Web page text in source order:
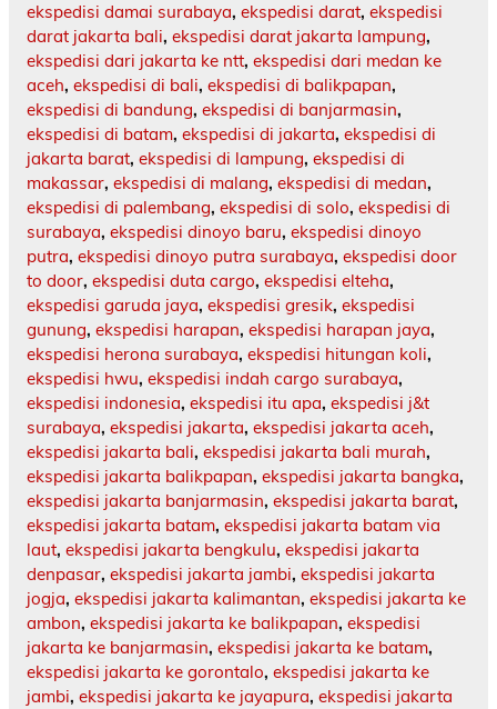
ekspedisi damai surabaya, ekspedisi darat, ekspedisi
darat jakarta bali, ekspedisi darat jakarta lampung,
ekspedisi dari jakarta ke ntt, ekspedisi dari medan ke
aceh, ekspedisi di bali, ekspedisi di balikpapan,
ekspedisi di bandung, ekspedisi di banjarmasin,
ekspedisi di batam, ekspedisi di jakarta, ekspedisi di
jakarta barat, ekspedisi di lampung, ekspedisi di
makassar, ekspedisi di malang, ekspedisi di medan,
ekspedisi di palembang, ekspedisi di solo, ekspedisi di
surabaya, ekspedisi dinoyo baru, ekspedisi dinoyo
putra, ekspedisi dinoyo putra surabaya, ekspedisi door
to door, ekspedisi duta cargo, ekspedisi elteha,
ekspedisi garuda jaya, ekspedisi gresik, ekspedisi
gunung, ekspedisi harapan, ekspedisi harapan jaya,
ekspedisi herona surabaya, ekspedisi hitungan koli,
ekspedisi hwu, ekspedisi indah cargo surabaya,
ekspedisi indonesia, ekspedisi itu apa, ekspedisi j&t
surabaya, ekspedisi jakarta, ekspedisi jakarta aceh,
ekspedisi jakarta bali, ekspedisi jakarta bali murah,
ekspedisi jakarta balikpapan, ekspedisi jakarta bangka,
ekspedisi jakarta banjarmasin, ekspedisi jakarta barat,
ekspedisi jakarta batam, ekspedisi jakarta batam via
laut, ekspedisi jakarta bengkulu, ekspedisi jakarta
denpasar, ekspedisi jakarta jambi, ekspedisi jakarta
jogja, ekspedisi jakarta kalimantan, ekspedisi jakarta ke
ambon, ekspedisi jakarta ke balikpapan, ekspedisi
jakarta ke banjarmasin, ekspedisi jakarta ke batam,
ekspedisi jakarta ke gorontalo, ekspedisi jakarta ke
jambi, ekspedisi jakarta ke jayapura, ekspedisi jakarta